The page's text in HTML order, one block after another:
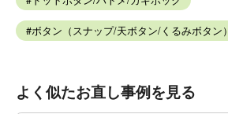
ボタン（スナップ/天ボタン/くるみボタン）
よく似たお直し事例を見る